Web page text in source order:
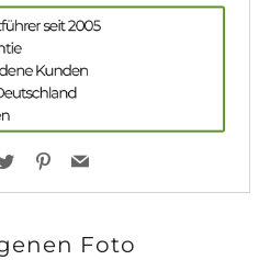
TwitterPinterest
Foto